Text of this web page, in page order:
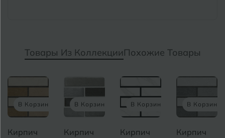
Товары Из КоллекцииПохожие Товары
В Корзину
Кирпич
В Корзину
Кирпич
В Корзину
Кирпич
В Корзину
Кирпич